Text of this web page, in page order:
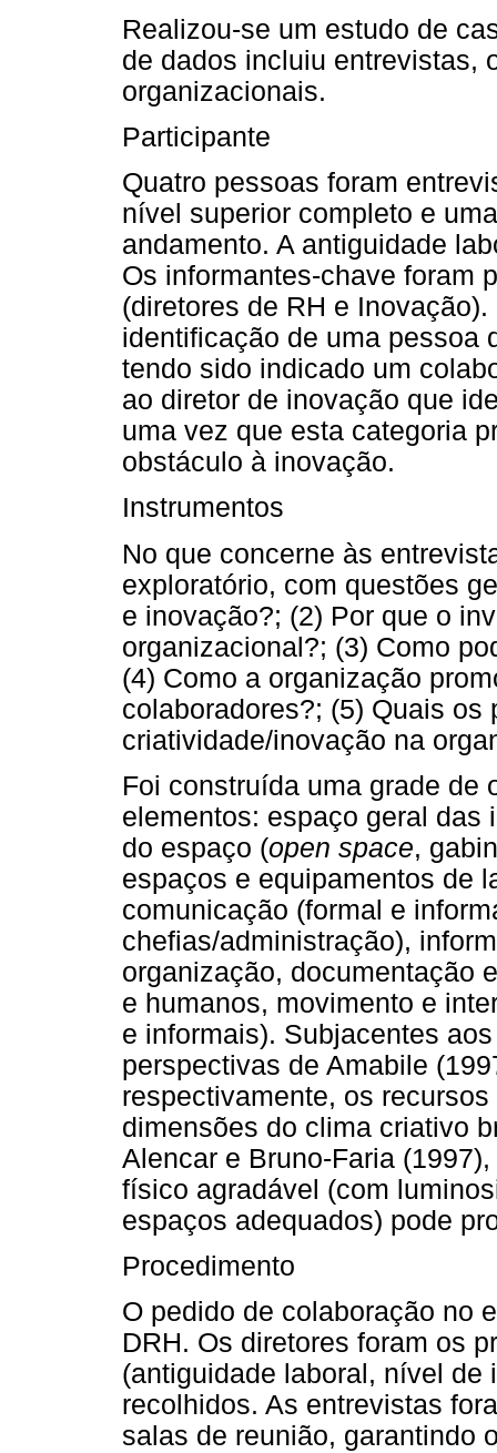
Realizou-se um estudo de
de dados incluiu entrevistas,
organizacionais.
Participante
Quatro pessoas foram
nível superior completo e
andamento. A antiguidade
Os informantes-chave foram
(diretores de RH e
identificação de uma pessoa
tendo sido indicado um
ao diretor de inovação que
uma vez que esta categoria
obstáculo à inovação.
Instrumentos
No que concerne às
exploratório, com questões
e inovação?; (2) Por que o
organizacional?; (3) Como
(4) Como a organização
colaboradores?; (5) Quais
criatividade/inovação na
Foi construída uma grade de
elementos: espaço geral das
do espaço (open space,
espaços e equipamentos de
comunicação (formal e
chefias/administração),
organização, documentação
e humanos, movimento e
e informais). Subjacentes
perspectivas de Amabile
respectivamente, os
dimensões do clima criativo
Alencar e Bruno-Faria
físico agradável (com
espaços adequados) pode
Procedimento
O pedido de colaboração no
DRH. Os diretores foram os
(antiguidade laboral, nível de
recolhidos. As entrevistas
salas de reunião, garantindo